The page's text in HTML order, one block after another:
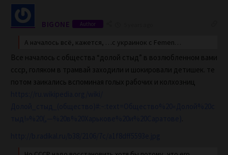
BIGONE Author
А началось всё, кажется, …с украинок с Femen…
Все началось с общества “долой стыд” в возлюбленном вами
ссср, голяком в трамвай заходили и шокировали детишек. те
потом заикались вспоминая голых рабочих и колхозниц